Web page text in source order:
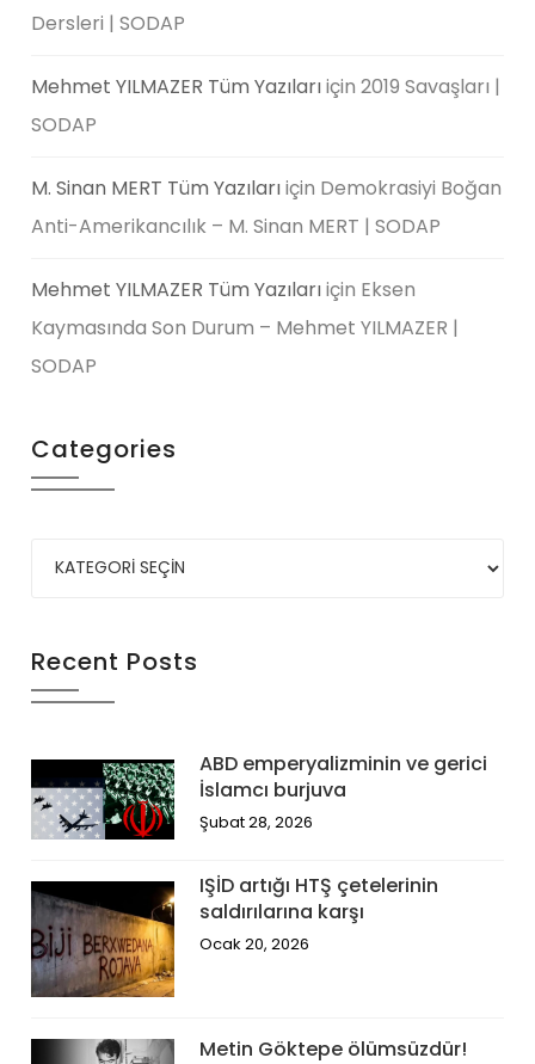
Dersleri | SODAP
Mehmet YILMAZER Tüm Yazılarıiçin2019 Savaşları |
SODAP
M. Sinan MERT Tüm Yazılarıiçin Demokrasiyi Boğan
Anti-Amerikancılık – M. Sinan MERT | SODAP
Mehmet YILMAZER Tüm Yazılarıiçin Eksen
Kaymasında Son Durum – Mehmet YILMAZER |
SODAP
Categories
Recent Posts
ABD emperyalizminin ve gerici
İslamcı burjuva
Şubat 28, 2026
IŞİD artığı HTŞ çetelerinin
saldırılarına karşı
Ocak 20, 2026
Metin Göktepe ölümsüzdür!